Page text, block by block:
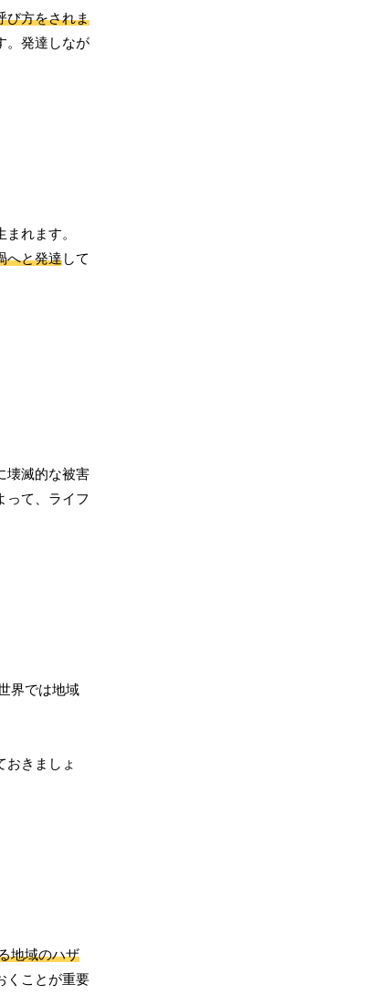
び方をされま
。発達しなが
れます。
へと発達して
壊滅的な被害
って、ライフ
界では地域
おきましょ
地域のハザ
くことが重要